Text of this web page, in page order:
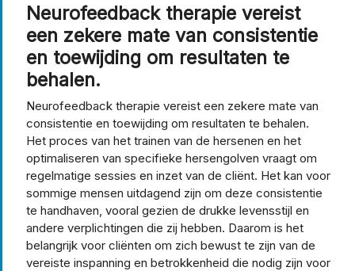
Neurofeedback therapie vereist
een zekere mate van consistentie
en toewijding om resultaten te
behalen.
Neurofeedback therapie vereist een zekere mate van
consistentie en toewijding om resultaten te behalen.
Het proces van het trainen van de hersenen en het
optimaliseren van specifieke hersengolven vraagt om
regelmatige sessies en inzet van de cliënt. Het kan voor
sommige mensen uitdagend zijn om deze consistentie
te handhaven, vooral gezien de drukke levensstijl en
andere verplichtingen die zij hebben. Daarom is het
belangrijk voor cliënten om zich bewust te zijn van de
vereiste inspanning en betrokkenheid die nodig zijn voor